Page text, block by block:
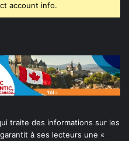
account info.
traite des informations sur les
à ses lecteurs une «